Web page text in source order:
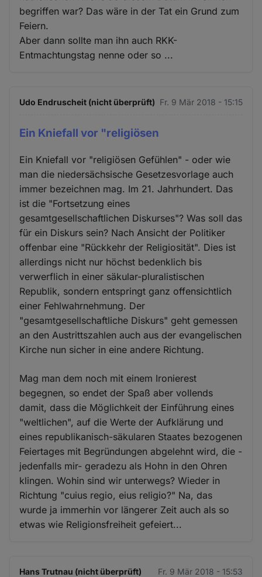
begriffen war? Das wäre in der Tat ein Grund zum
Feiern.
Aber dann sollte man ihn auch RKK-
Entmachtungstag nenne oder so ...
Udo Endruscheit (nicht überprüft) Fr. 9 Mär 2018 - 15:15
Ein Kniefall vor "religiösen
Ein Kniefall vor "religiösen Gefühlen" - oder wie
man die niedersächsische Gesetzesvorlage auch
immer bezeichnen mag. Im 21. Jahrhundert. Das
ist die "Fortsetzung eines
gesamtgesellschaftlichen Diskurses"? Was soll das
für ein Diskurs sein? Nach Ansicht der Politiker
offenbar eine "Rückkehr der Religiosität". Dies ist
allerdings nicht nur höchst bedenklich bis
verwerflich in einer säkular-pluralistischen
Republik, sondern entspringt ganz offensichtlich
einer Fehlwahrnehmung. Der
"gesamtgesellschaftliche Diskurs" geht gemessen
an den Austrittszahlen auch aus der evangelischen
Kirche nun sicher in eine andere Richtung.
Mag man dem noch mit einem Ironierest
begegnen, so endet der Spaß aber vollends
damit, dass die Möglichkeit der Einführung eines
"weltlichen", auf die Werte der Aufklärung und
eines republikanisch-säkularen Staates bezogenen
Feiertages mit Begründungen abgelehnt wird, die -
jedenfalls mir- geradezu als Hohn in den Ohren
klingen. Wohin sind wir unterwegs? Wieder in
Richtung "cuius regio, eius religio?" Na, das
wurde ja immerhin vor längerer Zeit auch als so
etwas wie Religionsfreiheit gefeiert...
Hans Trutnau (nicht überprüft) Fr. 9 Mär 2018 - 15:53